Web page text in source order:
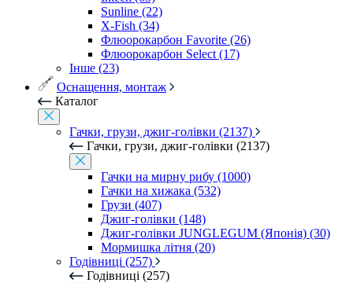
Sunline (22)
X-Fish (34)
Флюорокарбон Favorite (26)
Флюорокарбон Select (17)
Інше (23)
Оснащення, монтаж
Каталог
Гачки, грузи, джиг-голівки (2137)
Гачки, грузи, джиг-голівки (2137)
Гачки на мирну рибу (1000)
Гачки на хижака (532)
Грузи (407)
Джиг-голівки (148)
Джиг-голівки JUNGLEGUM (Японія) (30)
Мормишка літня (20)
Годівниці (257)
Годівниці (257)